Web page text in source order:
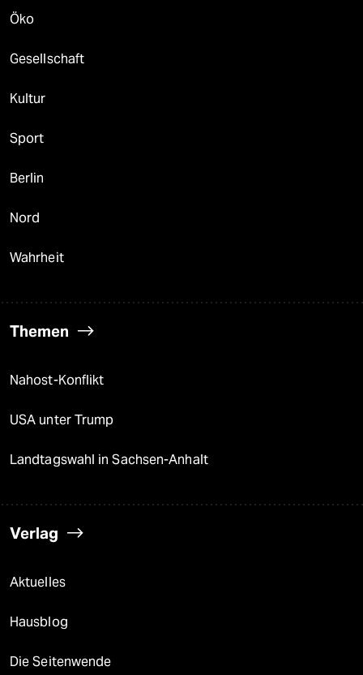
Öko
Gesellschaft
Kultur
Sport
Berlin
Nord
Wahrheit
Themen
Nahost-Konflikt
USA unter Trump
Landtagswahl in Sachsen-Anhalt
Verlag
Aktuelles
Hausblog
Die Seitenwende